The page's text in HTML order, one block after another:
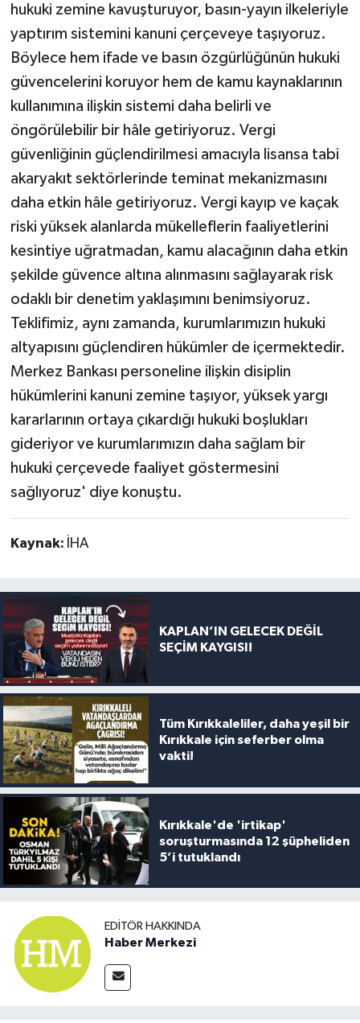
hukuki zemine kavuşturuyor, basın-yayın ilkeleriyle
yaptırım sistemini kanuni çerçeveye taşıyoruz.
Böylece hem ifade ve basın özgürlüğünün hukuki
güvencelerini koruyor hem de kamu kaynaklarının
kullanımına ilişkin sistemi daha belirli ve
öngörülebilir bir hâle getiriyoruz. Vergi
güvenliğinin güçlendirilmesi amacıyla lisansa tabi
akaryakıt sektörlerinde teminat mekanizmasını
daha etkin hâle getiriyoruz. Vergi kayıp ve kaçak
riski yüksek alanlarda mükelleflerin faaliyetlerini
kesintiye uğratmadan, kamu alacağının daha etkin
şekilde güvence altına alınmasını sağlayarak risk
odaklı bir denetim yaklaşımını benimsiyoruz.
Teklifimiz, aynı zamanda, kurumlarımızın hukuki
altyapısını güçlendiren hükümler de içermektedir.
Merkez Bankası personeline ilişkin disiplin
hükümlerini kanuni zemine taşıyor, yüksek yargı
kararlarının ortaya çıkardığı hukuki boşlukları
gideriyor ve kurumlarımızın daha sağlam bir
hukuki çerçevede faaliyet göstermesini
sağlıyoruz' diye konuştu.
Kaynak: İHA
KAPLAN’IN GELECEK DEĞİL
SEÇİM KAYGISI!
Tüm Kırıkkaleliler, daha yeşil bir
Kırıkkale için seferber olma
vakti!
Kırıkkale'de 'irtikap'
soruşturmasında 12 şüpheliden
5’i tutuklandı
EDITÖR HAKKINDA
Haber Merkezi